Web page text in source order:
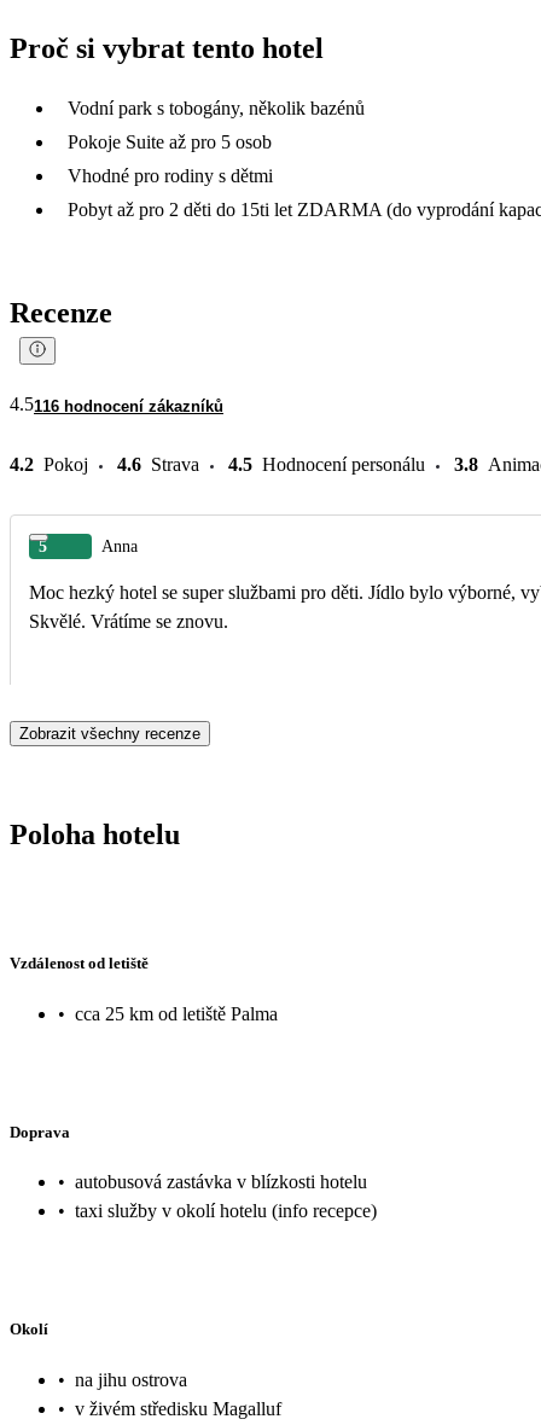
Proč si vybrat tento hotel
Vodní park s tobogány, několik bazénů
Pokoje Suite až pro 5 osob
Vhodné pro rodiny s dětmi
Pobyt až pro 2 děti do 15ti let ZDARMA (do vyprodání
Recenze
4.5116 hodnocení zákazníků
4.2 Pokoj 4.6 Strava 4.5 Hodnocení personálu 3.8
5 Anna
Moc hezký hotel se super službami pro děti. Jídlo bylo výborné,
Skvělé. Vrátíme se znovu.
Zobrazit všechny recenze
Poloha hotelu
Vzdálenost od letiště
• cca 25 km od letiště Palma
Doprava
• autobusová zastávka v blízkosti hotelu
• taxi služby v okolí hotelu (info recepce)
Okolí
• na jihu ostrova
• v živém středisku Magalluf